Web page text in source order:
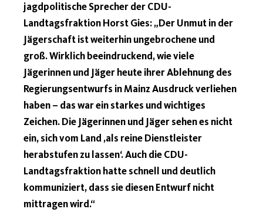
jagdpolitische Sprecher der CDU-
Landtagsfraktion Horst Gies: „Der Unmut in der
Jägerschaft ist weiterhin ungebrochene und
groß. Wirklich beeindruckend, wie viele
Jägerinnen und Jäger heute ihrer Ablehnung des
Regierungsentwurfs in Mainz Ausdruck verliehen
haben – das war ein starkes und wichtiges
Zeichen. Die Jägerinnen und Jäger sehen es nicht
ein, sich vom Land ‚als reine Dienstleister
herabstufen zu lassen‘. Auch die CDU-
Landtagsfraktion hatte schnell und deutlich
kommuniziert, dass sie diesen Entwurf nicht
mittragen wird.“